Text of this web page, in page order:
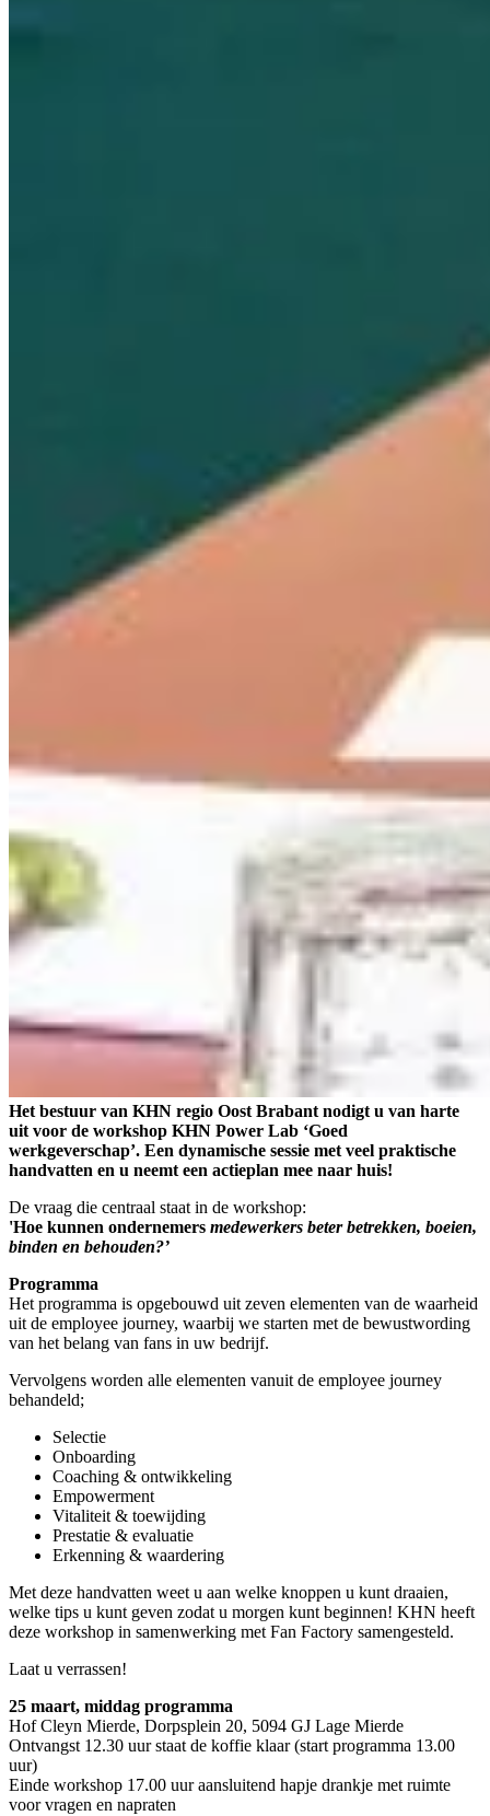
Het bestuur van KHN regio Oost Brabant nodigt u van harte
uit voor de workshop KHN Power Lab ‘Goed
werkgeverschap’. Een dynamische sessie met veel praktische
handvatten en u neemt een actieplan mee naar huis!
De vraag die centraal staat in de workshop:
'Hoe kunnen ondernemers medewerkers beter betrekken, boeien,
binden en behouden?’
Programma
Het programma is opgebouwd uit zeven elementen van de waarheid
uit de employee journey, waarbij we starten met de bewustwording
van het belang van fans in uw bedrijf.
Vervolgens worden alle elementen vanuit de employee journey
behandeld;
Selectie
Onboarding
Coaching & ontwikkeling
Empowerment
Vitaliteit & toewijding
Prestatie & evaluatie
Erkenning & waardering
Met deze handvatten weet u aan welke knoppen u kunt draaien,
welke tips u kunt geven zodat u morgen kunt beginnen! KHN heeft
deze workshop in samenwerking met Fan Factory samengesteld.
Laat u verrassen!
25 maart, middag programma
Hof Cleyn Mierde, Dorpsplein 20, 5094 GJ Lage Mierde
Ontvangst 12.30 uur staat de koffie klaar (start programma 13.00
uur)
Einde workshop 17.00 uur aansluitend hapje drankje met ruimte
voor vragen en napraten